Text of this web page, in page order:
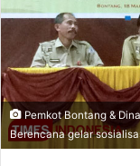
Pemkot Bontang &
Berencana gelar